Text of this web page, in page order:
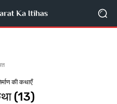
की कथाएँ
(13)